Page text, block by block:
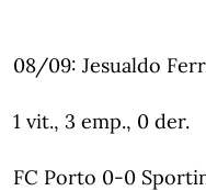
08/09: Jesualdo
1 vit., 3 emp., 0 der.
FC Porto 0-0